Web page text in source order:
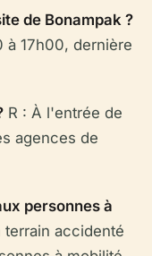
de Bonampak ?
à 17h00, dernière
R : À l'entrée de
agences de
personnes à
terrain accidenté